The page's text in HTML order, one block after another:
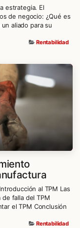
estrategia. El
de negocio: ¿Qué es
aliado para su
Rentabilidad
al TPM Las
falla del TPM
el TPM Conclusión
Rentabilidad